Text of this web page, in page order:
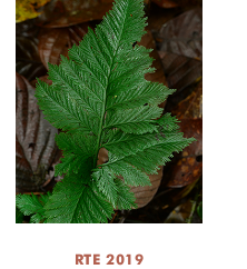
RTE 2019